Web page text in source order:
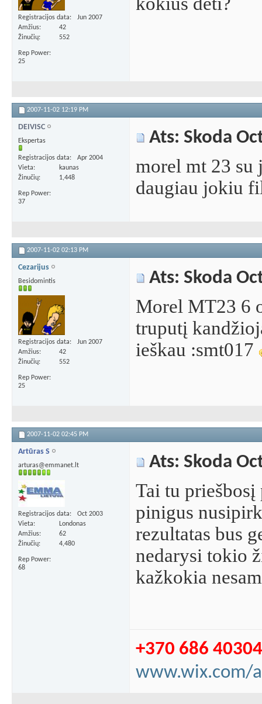
Registracijos data
Jun 2007
Amžius
42
Žinučių
552
Rep Power
25
2007-11-02 12:19 PM
DEIVISC
Ekspertas
Registracijos data
Apr 2004
Vieta
kaunas
Žinučių
1,448
Rep Power
37
Ats: Skoda
morel mt 23 su
daugiau jokiu
2007-11-02 02:13 PM
Cezarijus
Besidomintis
Registracijos data
Jun 2007
Amžius
42
Žinučių
552
Rep Power
25
Ats: Skoda
Morel MT23 6
truputį
ieškau :smt017
2007-11-02 02:45 PM
Artūras S
arturas@emmanet.lt
Registracijos data
Oct 2003
Vieta
Londonas
Amžius
62
Žinučių
4,480
Rep Power
68
Ats: Skoda
Tai tu
pinigus
rezultatas bus
nedarysi tokio
kažkokia
+370 686 40304
www.wix.com/